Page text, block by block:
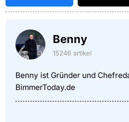
Benny
15246 artikel
Benny ist Gründer und
BimmerToday.de